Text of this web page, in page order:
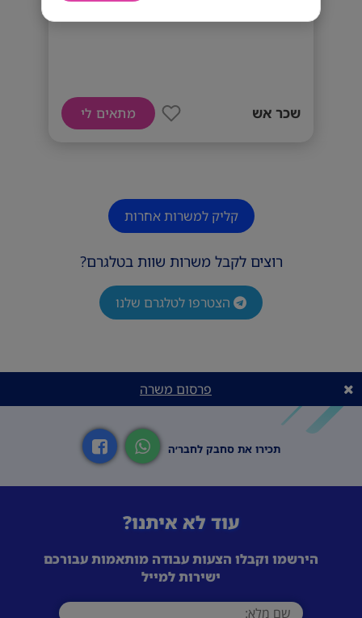
שכר אש מתאים לי
קליק למשרות אחרות
רוצים לקבל משרות שוות בטלגרם?
הצטרפו לטלגרם שלנו
פרסום משרה
תכירו את סחבק לחבר׳ה
עוד לא איתנו?
הירשמו וקבלו הצעות עבודה מותאמות עבורכם
ישירות למייל